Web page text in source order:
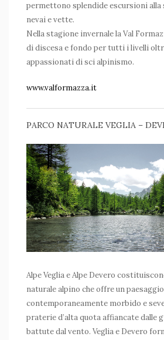
permettono splendide escursioni alla
nevai e vette.
Nella stagione invernale la Val
di discesa e fondo per tutti i livelli
appassionati di sci alpinismo.
www.valformazza.it
PARCO NATURALE VEGLIA –
Alpe Veglia e Alpe Devero
naturale alpino che offre un paesaggio
contemporaneamente morbido e
praterie d’alta quota affiancate dalle
battute dal vento. Veglia e Devero